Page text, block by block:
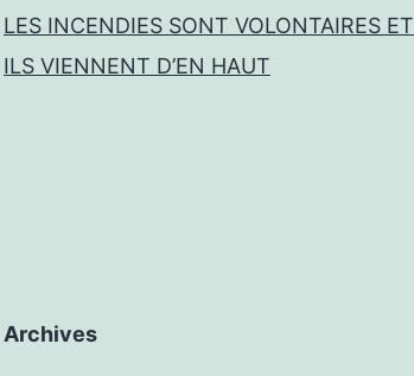
LES INCENDIES SONT VOLONTAIRES ET
ILS VIENNENT D’EN HAUT
Archives